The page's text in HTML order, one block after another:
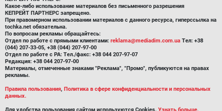
Какое-либо использование материалов без письменного разрешения
КЕПРЕЙТ ПАРТНЕРС запрещено.
При правомерном использовании материалов с данного ресурса, гиперссылка на
tochka.net обязательна.
По вопросам рекламы обращайтесь:
Отдел по работе с прямыми клиентами: reklama@mediadim.com.ua Тел: +38
(044) 207-33-05, +38 (044) 207-97-00
Отдел по работе с РА: Тел./факс: +38 044 207-97-07
Редакция: +38 044 207-97-00
Материалы, отмеченные знаками "Реклама", "Промо", публикуются на правах
рекламы.
Правила пользования, Политика в сфере конфиденциальности и персональных
данных.